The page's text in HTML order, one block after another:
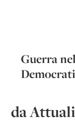
Guerra
da